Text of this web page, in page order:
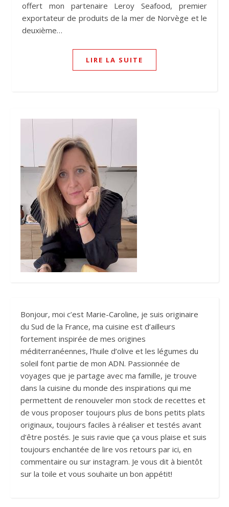
offert mon partenaire Leroy Seafood, premier
exportateur de produits de la mer de Norvège et le
deuxième…
LIRE LA SUITE
Bonjour, moi c’est Marie-Caroline, je suis originaire
du Sud de la France, ma cuisine est d’ailleurs
fortement inspirée de mes origines
méditerranéennes, l’huile d’olive et les légumes du
soleil font partie de mon ADN. Passionnée de
voyages que je partage avec ma famille, je trouve
dans la cuisine du monde des inspirations qui me
permettent de renouveler mon stock de recettes et
de vous proposer toujours plus de bons petits plats
originaux, toujours faciles à réaliser et testés avant
d’être postés. Je suis ravie que ça vous plaise et suis
toujours enchantée de lire vos retours par ici, en
commentaire ou sur instagram. Je vous dit à bientôt
sur la toile et vous souhaite un bon appétit!